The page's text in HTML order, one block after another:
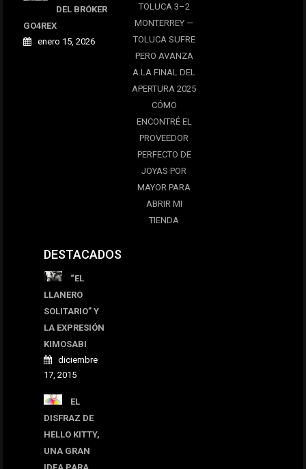
DEL BRÓKER
GO4REX
enero 15, 2026
TOLUCA 3–2
MONTERREY —
TOLUCA SUFRE
PERO AVANZA
A LA FINAL DEL
APERTURA 2025
CÓMO
ENCONTRÉ EL
PROVEEDOR
PERFECTO DE
JOYAS POR
MAYOR PARA
ABRIR MI
TIENDA
DESTACADOS
“EL
LLANERO
SOLITARIO” Y
LA EXPRESIÓN
KIMOSABI
diciembre
17, 2015
EL
DISFRAZ DE
HELLO KITTY,
UNA GRAN